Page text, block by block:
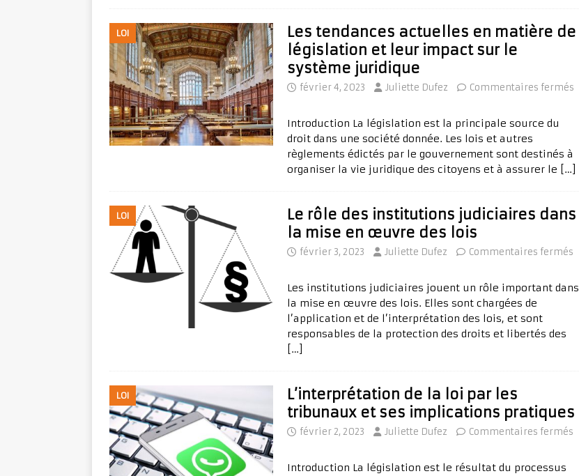
LOI
Les tendances actuelles en matière de
législation et leur impact sur le
système juridique
février 4, 2023 Juliette Dufez Commentaires fermés
Introduction La législation est la principale source du
droit dans une société donnée. Les lois et autres
règlements édictés par le gouvernement sont destinés à
organiser la vie juridique des citoyens et à assurer le
[…]
LOI
Le rôle des institutions judiciaires dans
la mise en œuvre des lois
février 3, 2023 Juliette Dufez Commentaires fermés
Les institutions judiciaires jouent un rôle important dans
la mise en œuvre des lois. Elles sont chargées de
l’application et de l’interprétation des lois, et sont
responsables de la protection des droits et libertés des
[…]
LOI
L’interprétation de la loi par les
tribunaux et ses implications pratiques
février 2, 2023 Juliette Dufez Commentaires fermés
Introduction La législation est le résultat du processus